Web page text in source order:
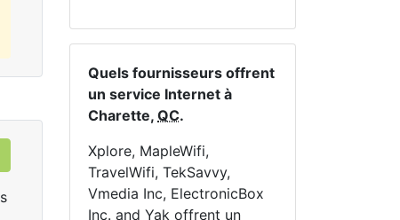
Quels fournisseurs offrent
un service Internet à
Charette, QC.
Xplore, MapleWifi,
TravelWifi, TekSavvy,
Vmedia Inc, ElectronicBox
Inc. and Yak offrent un